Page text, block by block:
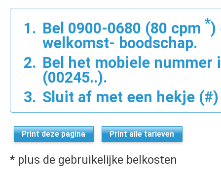
Bel 0900-0680 (80 cpm *)
welkomst- boodschap.
Bel het mobiele nummer
(00245..).
Sluit af met een hekje (#)
Print deze pagina Print alle tarieven
* plus de gebruikelijke belkosten